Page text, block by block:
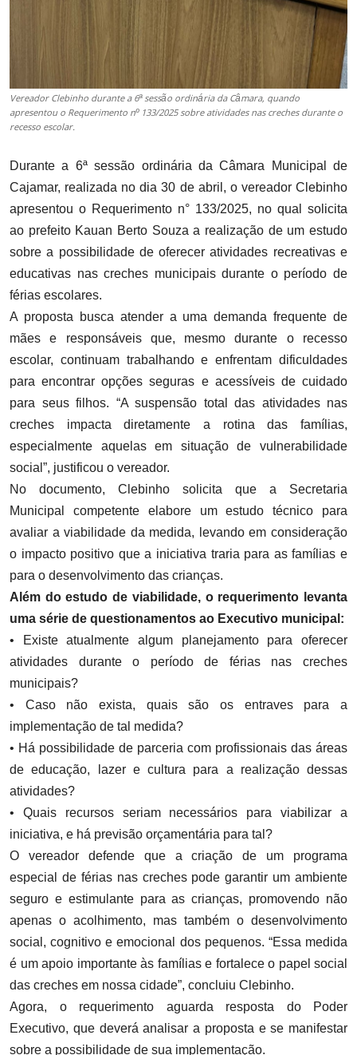
Vereador Clebinho durante a 6ª sessão ordinária da Câmara, quando
apresentou o Requerimento nº 133/2025 sobre atividades nas creches durante o
recesso escolar.
Durante a 6ª sessão ordinária da Câmara Municipal de
Cajamar, realizada no dia 30 de abril, o vereador Clebinho
apresentou o Requerimento n° 133/2025, no qual solicita
ao prefeito Kauan Berto Souza a realização de um estudo
sobre a possibilidade de oferecer atividades recreativas e
educativas nas creches municipais durante o período de
férias escolares.
A proposta busca atender a uma demanda frequente de
mães e responsáveis que, mesmo durante o recesso
escolar, continuam trabalhando e enfrentam dificuldades
para encontrar opções seguras e acessíveis de cuidado
para seus filhos. “A suspensão total das atividades nas
creches impacta diretamente a rotina das famílias,
especialmente aquelas em situação de vulnerabilidade
social”, justificou o vereador.
No documento, Clebinho solicita que a Secretaria
Municipal competente elabore um estudo técnico para
avaliar a viabilidade da medida, levando em consideração
o impacto positivo que a iniciativa traria para as famílias e
para o desenvolvimento das crianças.
Além do estudo de viabilidade, o requerimento levanta
uma série de questionamentos ao Executivo municipal:
• Existe atualmente algum planejamento para oferecer
atividades durante o período de férias nas creches
municipais?
• Caso não exista, quais são os entraves para a
implementação de tal medida?
• Há possibilidade de parceria com profissionais das áreas
de educação, lazer e cultura para a realização dessas
atividades?
• Quais recursos seriam necessários para viabilizar a
iniciativa, e há previsão orçamentária para tal?
O vereador defende que a criação de um programa
especial de férias nas creches pode garantir um ambiente
seguro e estimulante para as crianças, promovendo não
apenas o acolhimento, mas também o desenvolvimento
social, cognitivo e emocional dos pequenos. “Essa medida
é um apoio importante às famílias e fortalece o papel social
das creches em nossa cidade”, concluiu Clebinho.
Agora, o requerimento aguarda resposta do Poder
Executivo, que deverá analisar a proposta e se manifestar
sobre a possibilidade de sua implementação.